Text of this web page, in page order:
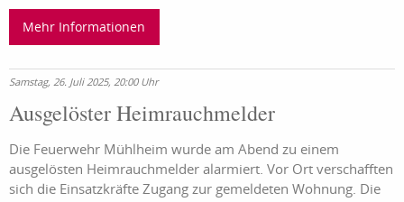
Mehr Informationen
Samstag, 26. Juli 2025, 20:00 Uhr
Ausgelöster Heimrauchmelder
Die Feuerwehr Mühlheim wurde am Abend zu einem
ausgelösten Heimrauchmelder alarmiert. Vor Ort verschafften
sich die Einsatzkräfte Zugang zur gemeldeten Wohnung. Die